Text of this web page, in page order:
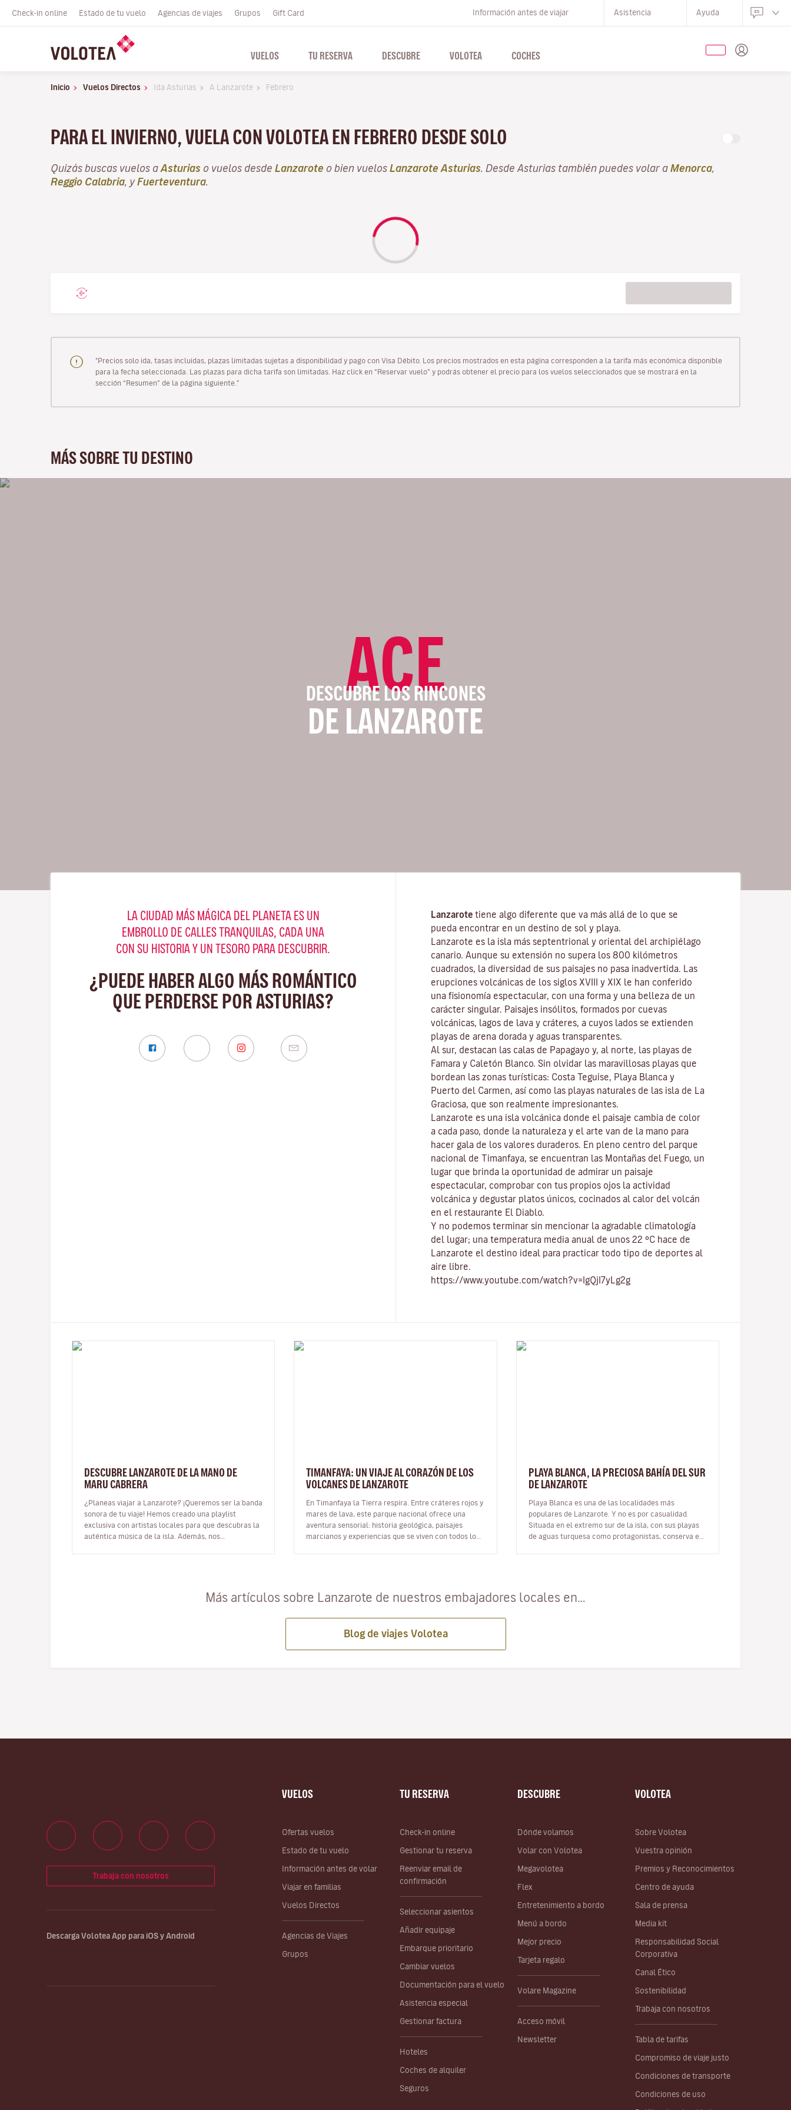
Check-in online Estado de tu vuelo Agencias de viajes Grupos Gift Card Información antes de viajar Asistencia Ayuda
VUELOS TU RESERVA DESCUBRE VOLOTEA COCHES
Inicio Vuelos Directos Ida Asturias A Lanzarote Febrero
PARA EL INVIERNO, VUELA CON VOLOTEA EN FEBRERO DESDE SOLO
Quizás buscas vuelos a Asturias o vuelos desde Lanzarote o bien vuelos Lanzarote Asturias . Desde Asturias también puedes volar a Menorca
Reggio Calabria , yFuerteventura
"Precios solo ida, tasas incluidas, plazas limitadas sujetas a disponibilidad y pago con Visa Débito. Los precios mostrados en esta página corresponden a la tarifa más económica disponible
para la fecha seleccionada. Las plazas para dicha tarifa son limitadas. Haz click en “Reservar vuelo” y podrás obtener el precio para los vuelos seleccionados que se mostrará en la
sección “Resumen” de la página siguiente."
MÁS SOBRE TU DESTINO
ACE
DESCUBRE LOS RINCONES
DE LANZAROTE
LA CIUDAD MÁS MÁGICA DEL PLANETA ES UN
EMBROLLO DE CALLES TRANQUILAS, CADA UNA
CON SU HISTORIA Y UN TESORO PARA DESCUBRIR.
¿PUEDE HABER ALGO MÁS ROMÁNTICO
QUE PERDERSE POR ASTURIAS?
Lanzarote tiene algo diferente que va más allá de lo que se
pueda encontrar en un destino de sol y playa.
Lanzarote es la isla más septentrional y oriental del archipiélago
canario. Aunque su extensión no supera los 800 kilómetros
cuadrados, la diversidad de sus paisajes no pasa inadvertida. Las
erupciones volcánicas de los siglos XVIII y XIX le han conferido
una fisionomía espectacular, con una forma y una belleza de un
carácter singular. Paisajes insólitos, formados por cuevas
volcánicas, lagos de lava y cráteres, a cuyos lados se extienden
playas de arena dorada y aguas transparentes.
Al sur, destacan las calas de Papagayo y, al norte, las playas de
Famara y Caletón Blanco . Sin olvidar las maravillosas playas que
bordean las zonas turísticas: Costa Teguise Playa Blanca y
Puerto del Carmen , así como las playas naturales de las isla de
La
Graciosa , que son realmente impresionantes.
Lanzarote es una isla volcánica donde el paisaje cambia de color
a cada paso, donde la naturaleza y el arte van de la mano para
hacer gala de los valores duraderos. En pleno centro del parque
nacional de Timanfaya , se encuentran las Montañas del Fuego , un
lugar que brinda la oportunidad de admirar un paisaje
espectacular, comprobar con tus propios ojos la actividad
volcánica y degustar platos únicos, cocinados al calor del volcán
en el restaurante El Diablo.
Y no podemos terminar sin mencionar la agradable climatología
del lugar; una temperatura media anual de unos 22 ºC hace de
Lanzarote el destino ideal para practicar todo tipo de deportes al
aire libre
https://www.youtube.com/watch?v=IgQjI7yLg2g
DESCUBRE LANZAROTE DE LA MANO DE
MARU CABRERA
¿Planeas viajar a Lanzarote? ¡Queremos ser la banda
sonora de tu viaje! Hemos creado una playlist
exclusiva con artistas locales para que descubras la
auténtica música de la isla. Además, nos
TIMANFAYA: UN VIAJE AL CORAZÓN DE LOS
VOLCANES DE LANZAROTE
En Timanfaya la Tierra respira. Entre cráteres rojos y
mares de lava, este parque nacional ofrece una
aventura sensorial: historia geológica, paisajes
marcianos y experiencias que se viven con todos los
PLAYA BLANCA, LA PRECIOSA BAHÍA DEL SUR
DE LANZAROTE
Playa Blanca es una de las localidades más
populares de Lanzarote. Y no es por casualidad.
Situada en el extremo sur de la isla, con sus playas
de aguas turquesa como protagonistas, conserva el
Más artículos sobre Lanzarote de nuestros embajadores locales en…
Blog de viajes Volotea
VUELOS
Ofertas vuelos
Estado de tu vuelo
Información antes de volar
Viajar en familias
Vuelos Directos
Agencias de Viajes
Grupos
TU RESERVA
Check-in online
Gestionar tu reserva
Reenviar email de
confirmación
Seleccionar asientos
Añadir equipaje
Embarque prioritario
Cambiar vuelos
Documentación para el vuelo
Asistencia especial
Gestionar factura
Hoteles
Coches de alquiler
Seguros
DESCUBRE
Dónde volamos
Volar con Volotea
Megavolotea
Flex
Entretenimiento a bordo
Menú a bordo
Mejor precio
Tarjeta regalo
Volare Magazine
Acceso móvil
Newsletter
VOLOTEA
Sobre Volotea
Vuestra opinión
Premios y Reconocimientos
Centro de ayuda
Sala de prensa
Media kit
Responsabilidad Social
Corporativa
Canal Ético
Sostenibilidad
Trabaja con nosotros
Tabla de tarifas
Compromiso de viaje justo
Condiciones de transporte
Condiciones de uso
Trabaja con nosotros
Descarga Volotea App para iOS y Android